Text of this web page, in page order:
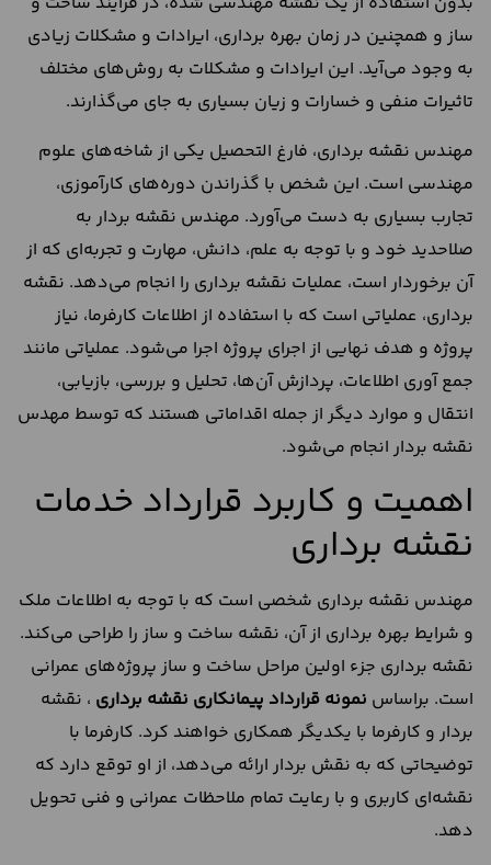
ساز و همچنین در زمان بهره برداری، ایرادات و مشکلات زیادی
به وجود می‌آید. این ایرادات و مشکلات به روش‌های مختلف
تاثیرات منفی و خسارات و زیان بسیاری به جای می‌گذارند.
مهندس نقشه برداری، فارغ التحصیل یکی از شاخه‌های علوم
مهندسی است. این شخص با گذراندن دوره‌های کارآموزی،
تجارب بسیاری به دست می‌آورد. مهندس نقشه بردار به
صلاحدید خود و با توجه به علم، دانش، مهارت و تجربه‌ای که از
آن برخوردار است، عملیات نقشه برداری را انجام می‌دهد. نقشه
برداری، عملیاتی است که با استفاده از اطلاعات کارفرما، نیاز
پروژه و هدف نهایی از اجرای پروژه اجرا می‌شود. عملیاتی مانند
جمع آوری اطلاعات، پردازش آن‌ها، تحلیل و بررسی، بازیابی،
انتقال و موارد دیگر از جمله اقداماتی هستند که توسط مهدس
نقشه بردار انجام می‌شود.
اهمیت و کاربرد قرارداد خدمات
نقشه برداری
مهندس نقشه برداری شخصی است که با توجه به اطلاعات ملک
و شرایط بهره برداری از آن، نقشه ساخت و ساز را طراحی می‌کند.
نقشه برداری جزء اولین مراحل ساخت و ساز پروژه‌های عمرانی
است. براساس نمونه قرارداد پیمانکاری نقشه برداری ، نقشه
بردار و کارفرما با یکدیگر همکاری خواهند کرد. کارفرما با
توضیحاتی که به نقش بردار ارائه می‌دهد، از او توقع دارد که
نقشه‌ای کاربری و با رعایت تمام ملاحظات عمرانی و فنی تحویل
دهد.